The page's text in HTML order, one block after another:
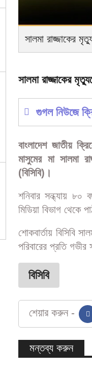
সালমা রাজ্জাকের
সালমা রাজ্জাকের
গুগল নিউজে
বাংলাদেশ জাতীয়
মাসুমের মা সালমা
(বিসিবি)।
শনিবার সন্ধ্যায় ৮০
মিডিয়া বিভাগ থেকে
শোকবার্তায় বিসিবি
পরিবারের প্রতি গভীর
বিসিবি
শেয়ার করুন -
মন্তব্য করুন